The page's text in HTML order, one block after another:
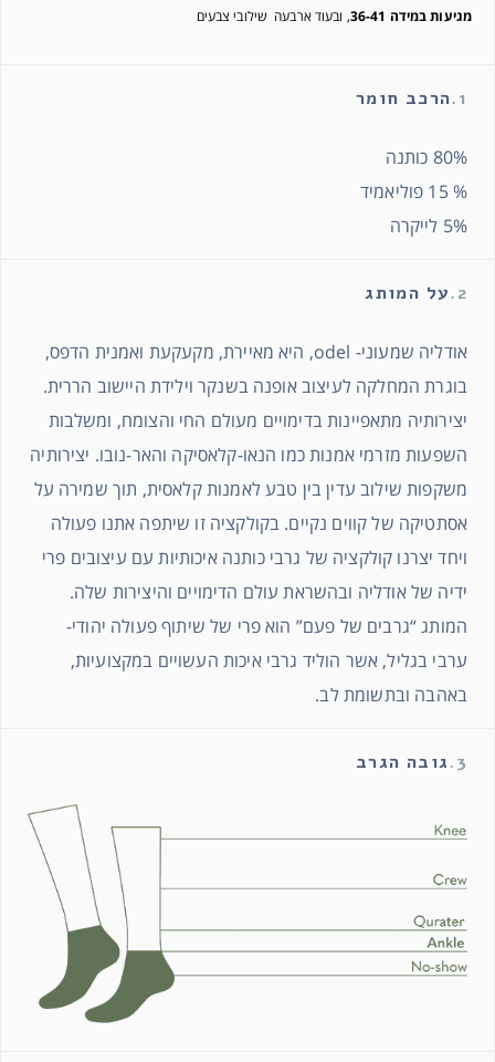
מגיעות במידה 36-41 , ובעוד ארבעה שילובי צבעים
1. הרכב חומר
80% כותנה
% 15 פוליאמיד
5% לייקרה
2. על המותג
אודליה שמעוני- odel, היא מאיירת, מקעקעת ואמנית הדפס,
בוגרת המחלקה לעיצוב אופנה בשנקר וילידת היישוב הררית.
יצירותיה מתאפיינות בדימויים מעולם החי והצומח, ומשלבות
השפעות מזרמי אמנות כמו הנאו-קלאסיקה והאר-נובו. יצירותיה
משקפות שילוב עדין בין טבע לאמנות קלאסית, תוך שמירה על
אסתטיקה של קווים נקיים. בקולקציה זו שיתפה אתנו פעולה
ויחד יצרנו קולקציה של גרבי כותנה איכותיות עם עיצובים פרי
ידיה של אודליה ובהשראת עולם הדימויים והיצירות שלה.
המותג “גרבים של פעם” הוא פרי של שיתוף פעולה יהודי-
ערבי בגליל, אשר הוליד גרבי איכות העשויים במקצועיות,
באהבה ובתשומת לב.
3. גובה הגרב